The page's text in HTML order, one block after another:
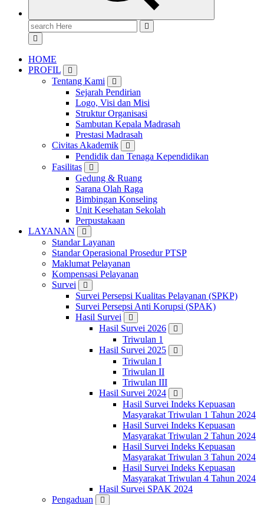
Search
for:
HOME
PROFIL
Tentang Kami
Sejarah Pendirian
Logo, Visi dan Misi
Struktur Organisasi
Sambutan Kepala Madrasah
Prestasi Madrasah
Civitas Akademik
Pendidik dan Tenaga Kependidikan
Fasilitas
Gedung & Ruang
Sarana Olah Raga
Bimbingan Konseling
Unit Kesehatan Sekolah
Perpustakaan
LAYANAN
Standar Layanan
Standar Operasional Prosedur PTSP
Maklumat Pelayanan
Kompensasi Pelayanan
Survei
Survei Persepsi Kualitas Pelayanan (SPKP)
Survei Persepsi Anti Korupsi (SPAK)
Hasil Survei
Hasil Survei 2026
Triwulan 1
Hasil Survei 2025
Triwulan I
Triwulan II
Triwulan III
Hasil Survei 2024
Hasil Survei Indeks Kepuasan
Masyarakat Triwulan 1 Tahun 2024
Hasil Survei Indeks Kepuasan
Masyarakat Triwulan 2 Tahun 2024
Hasil Survei Indeks Kepuasan
Masyarakat Triwulan 3 Tahun 2024
Hasil Survei Indeks Kepuasan
Masyarakat Triwulan 4 Tahun 2024
Hasil Survei SPAK 2024
Pengaduan